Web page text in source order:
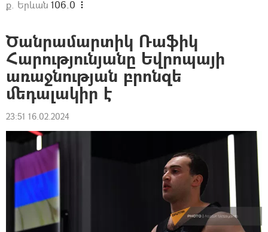
ք. Երևան 106.0
Ծանրամարտիկ Ռաֆիկ
Հարությունյանը Եվրոպայի
առաջնության բրոնզե
մեդալակիր է
23:51 16.02.2024